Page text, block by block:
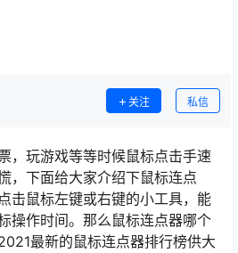
关注 私信
，玩游戏等等时候鼠标点击手速
，下面给大家介绍下鼠标连点
击鼠标左键或右键的小工具，能
操作时间。那么鼠标连点器哪个
最新的鼠标连点器排行榜供大